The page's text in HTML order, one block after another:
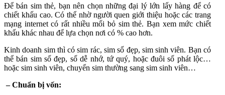
Để bán sim thẻ, bạn nên chọn những đại lý lớn lấy hàng để có
chiết khấu cao. Có thể nhờ người quen giới thiệu hoặc các trang
mạng internet có rất nhiều mối bỏ sim thẻ. Bạn xem mức chiết
khấu khác nhau để lựa chọn nơi có % cao hơn.
Kinh doanh sim thì có sim rác, sim số đẹp, sim sinh viên. Bạn có
thể bán sim số đẹp, số dễ nhớ, tứ quý, hoặc đuôi số phát lộc…
hoặc sim sinh viên, chuyển sim thường sang sim sinh viên…
– Chuẩn bị vốn: